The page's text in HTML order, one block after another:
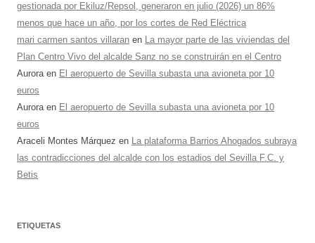
gestionada por Ekiluz/Repsol, generaron en julio (2026) un 86%
menos que hace un año, por los cortes de Red Eléctrica
mari carmen santos villaran en La mayor parte de las viviendas del
Plan Centro Vivo del alcalde Sanz no se construirán en el Centro
Auroraen El aeropuerto de Sevilla subasta una avioneta por 10
euros
Auroraen El aeropuerto de Sevilla subasta una avioneta por 10
euros
Araceli Montes Márquez en La plataforma Barrios Ahogados subraya
las contradicciones del alcalde con los estadios del Sevilla F.C. y
Betis
ETIQUETAS